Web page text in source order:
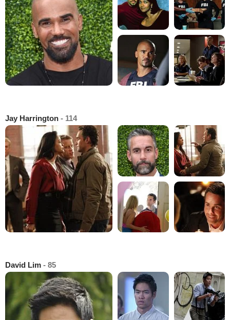
Jay Harrington - 114
David Lim - 85